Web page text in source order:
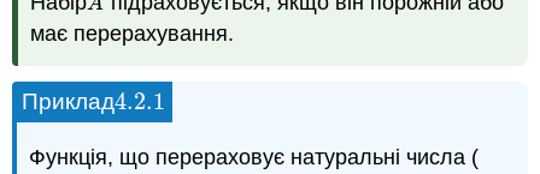
A
має перерахування.
Приклад4.2.1
4.2.1
Функція, що перераховує натуральні числа (